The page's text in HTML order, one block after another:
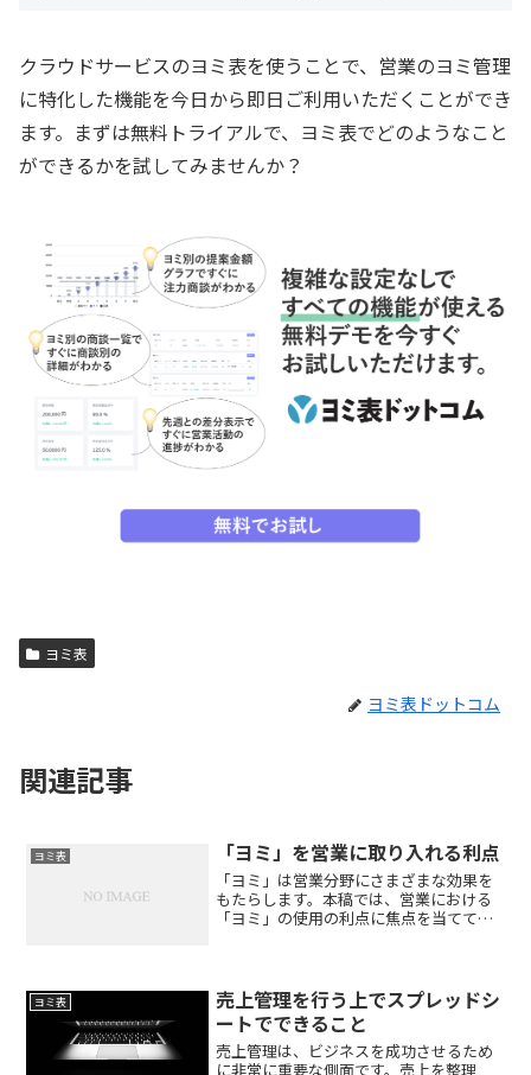
クラウドサービスのヨミ表を使うことで、営業のヨミ管理
に特化した機能を今日から即日ご利用いただくことができ
ます。まずは無料トライアルで、ヨミ表でどのようなこと
ができるかを試してみませんか？
ヨミ表
ヨミ表ドットコム
関連記事
ヨミ表 「ヨミ」を営業に取り入れる利点
「ヨミ」は営業分野にさまざまな効果を
もたらします。本稿では、営業における
「ヨミ」の使用の利点に焦点を当てて説
明確さは、目標額を認...
ヨミ表
売上管理を行う上でスプレッドシ
ートでできること
売上管理は、ビジネスを成功させるため
に非常に重要な側面です。売上を整理